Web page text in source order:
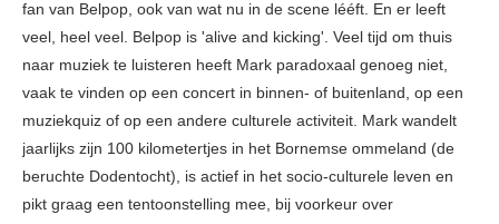
fan van Belpop, ook van wat nu in de scene lééft. En er leeft
veel, heel veel. Belpop is 'alive and kicking'. Veel tijd om thuis
naar muziek te luisteren heeft Mark paradoxaal genoeg niet,
vaak te vinden op een concert in binnen- of buitenland, op een
muziekquiz of op een andere culturele activiteit. Mark wandelt
jaarlijks zijn 100 kilometertjes in het Bornemse ommeland (de
beruchte Dodentocht), is actief in het socio-culturele leven en
pikt graag een tentoonstelling mee, bij voorkeur over